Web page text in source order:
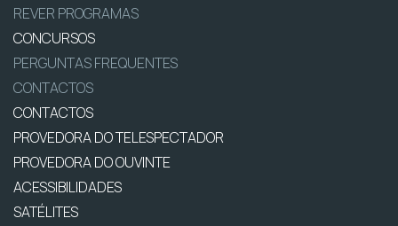
REVER PROGRAMAS
CONCURSOS
PERGUNTAS FREQUENTES
CONTACTOS
CONTACTOS
PROVEDORA DO TELESPECTADOR
PROVEDORA DO OUVINTE
ACESSIBILIDADES
SATÉLITES